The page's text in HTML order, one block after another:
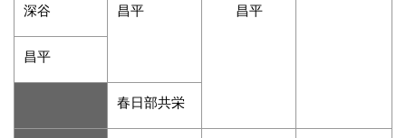
深谷 昌平 昌平
昌平
春日部共栄